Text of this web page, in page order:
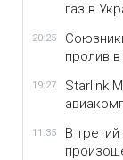
газ в
20:25
пролив
19:27
Starlink
11:35
В